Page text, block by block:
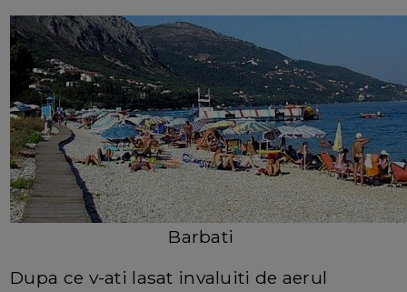
Barbati
Dupa ce v-ati lasat invaluiti de aerul